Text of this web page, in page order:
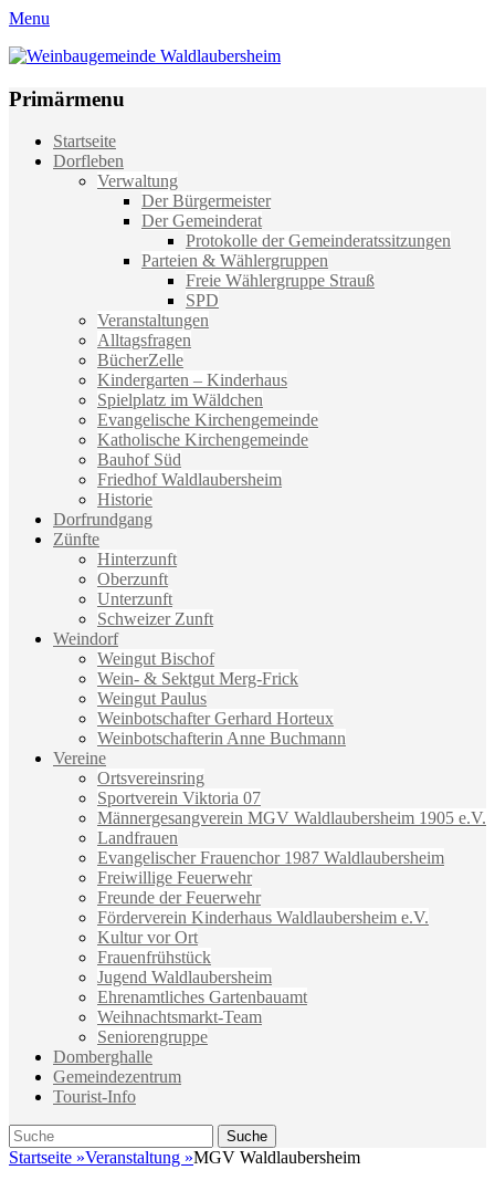
Menu
Weinbaugemeinde Waldlaubersheim
Primärmenu
Weiter
zum
Startseite
Dorfleben
Verwaltung
Der Bürgermeister
Der Gemeinderat
Protokolle der Gemeinderatssitzungen
Parteien & Wählergruppen
Freie Wählergruppe Strauß
SPD
Veranstaltungen
Alltagsfragen
BücherZelle
Kindergarten – Kinderhaus
Spielplatz im Wäldchen
Evangelische Kirchengemeinde
Katholische Kirchengemeinde
Bauhof Süd
Friedhof Waldlaubersheim
Historie
Dorfrundgang
Zünfte
Hinterzunft
Oberzunft
Unterzunft
Schweizer Zunft
Weindorf
Weingut Bischof
Wein- & Sektgut Merg-Frick
Weingut Paulus
Weinbotschafter Gerhard Horteux
Weinbotschafterin Anne Buchmann
Vereine
Ortsvereinsring
Sportverein Viktoria 07
Männergesangverein MGV Waldlaubersheim 1905 e.V.
Landfrauen
Evangelischer Frauenchor 1987 Waldlaubersheim
Freiwillige Feuerwehr
Freunde der Feuerwehr
Förderverein Kinderhaus Waldlaubersheim e.V.
Kultur vor Ort
Frauenfrühstück
Jugend Waldlaubersheim
Ehrenamtliches Gartenbauamt
Weihnachtsmarkt-Team
Seniorengruppe
Domberghalle
Gemeindezentrum
Tourist-Info
Suche
Suche
nach:
Startseite »Veranstaltung »MGV Waldlaubersheim